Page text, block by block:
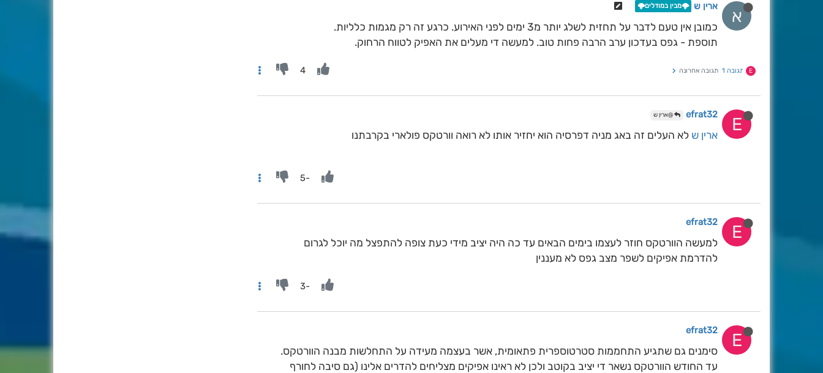
א ארין ש 🌩️מבין במודלים🌩️
כמובן אין טעם לדבר על תחזית לשלג יותר מ3 ימים לפני האירוע. כרגע זה רק מגמות כלליות.
תוספת - גפס בעדכון ערב הרבה פחות טוב. למעשה די מעלים את האפיק לטווח הרחוק.
E תגובה 1 תגובה אחרונה 4
E
efrat32 @ארין ש
ארין ש לא העלים זה באג מניה דפרסיה הוא יחזיר אותו לא רואה וורטקס פולארי בקרבתנו
-5
E
efrat32
למעשה הוורטקס חוזר לעצמו בימים הבאים עד כה היה יציב מידי כעת צופה להתפצל מה יוכל לגרום
להדרמת אפיקים לשפר מצב גפס לא מעננין
-3
E
efrat32
סימנים גם שתגיע התחממות סטרטוספרית פתאומית, אשר בעצמה מעידה על התחלשות מבנה הוורטקס.
עד החודש הוורטקס נשאר די יציב בקוטב ולכן לא ראינו אפיקים מצליחים להדרים אלינו (גם סיבה לחורף